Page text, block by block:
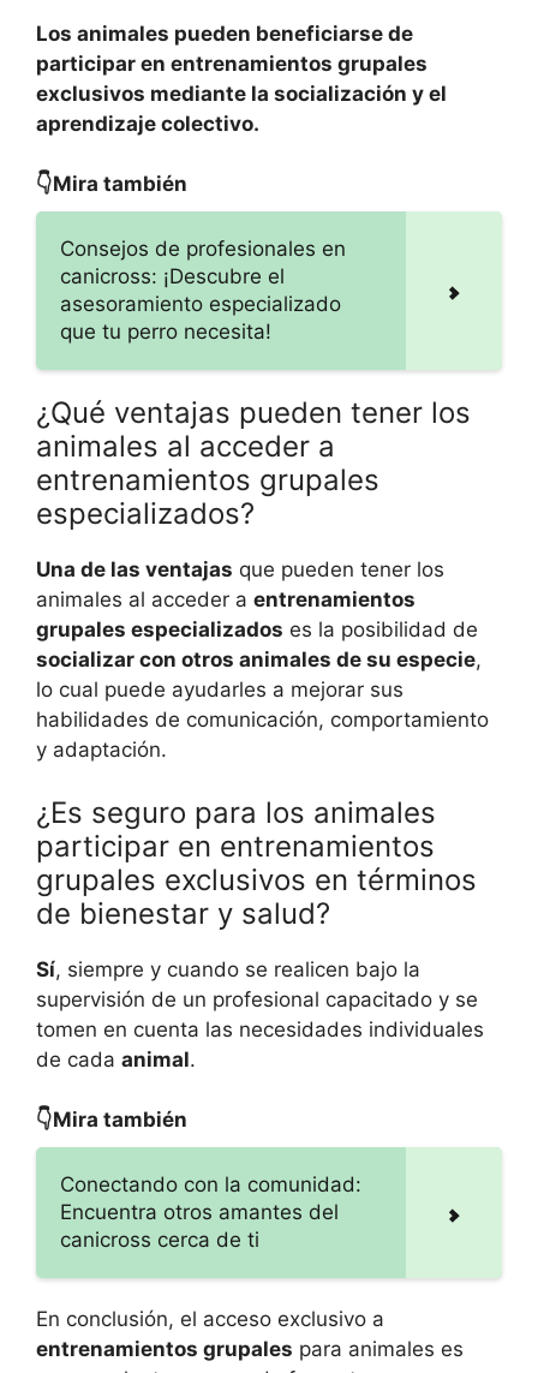
Los animales pueden beneficiarse de
participar en entrenamientos grupales
exclusivos mediante la socialización y el
aprendizaje colectivo.
👇Mira también
Consejos de profesionales en
canicross: ¡Descubre el
asesoramiento especializado
que tu perro necesita!
¿Qué ventajas pueden tener los
animales al acceder a
entrenamientos grupales
especializados?
Una de las ventajas que pueden tener los
animales al acceder a entrenamientos
grupales especializados es la posibilidad de
socializar con otros animales de su especie,
lo cual puede ayudarles a mejorar sus
habilidades de comunicación, comportamiento
y adaptación.
¿Es seguro para los animales
participar en entrenamientos
grupales exclusivos en términos
de bienestar y salud?
Sí, siempre y cuando se realicen bajo la
supervisión de un profesional capacitado y se
tomen en cuenta las necesidades individuales
de cada animal.
👇Mira también
Conectando con la comunidad:
Encuentra otros amantes del
canicross cerca de ti
En conclusión, el acceso exclusivo a
entrenamientos grupales para animales es